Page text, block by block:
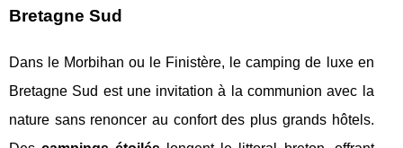
Bretagne Sud
Dans le Morbihan ou le Finistère, le camping de luxe en
Bretagne Sud est une invitation à la communion avec la
nature sans renoncer au confort des plus grands hôtels.